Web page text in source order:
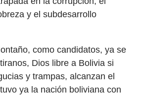
y el subdesarrollo
como candidatos, ya se
Dios libre a Bolivia si
y trampas, alcanzan el
ya la nación boliviana con